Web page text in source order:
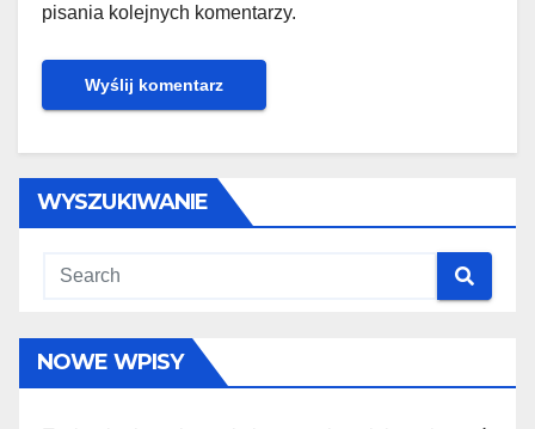
pisania kolejnych komentarzy.
WYSZUKIWANIE
NOWE WPISY